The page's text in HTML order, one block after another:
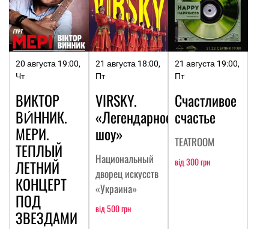
20 августа 19:00,
Чт
ВИКТОР
ВИ́ННИК.
МЕРИ.
ТЕПЛЫЙ
ЛЕТНИЙ
КОНЦЕРТ
ПОД
ЗВЕЗДАМИ
21 августа 18:00,
Пт
VIRSKY.
«Легендарное
шоу»
Национальный
дворец искусств
«Украина»
від 500 грн
21 августа 19:00,
Пт
Счастливое
счастье
TEATROOM
від 300 грн